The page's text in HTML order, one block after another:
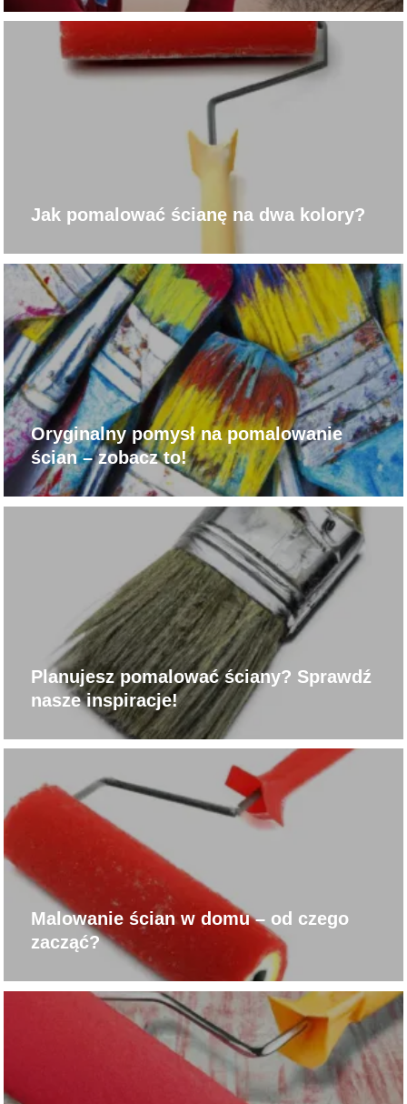
Jak pomalować ścianę na dwa kolory?
Oryginalny pomysł na pomalowanie
ścian – zobacz to!
Planujesz pomalować ściany? Sprawdź
nasze inspiracje!
Malowanie ścian w domu – od czego
zacząć?